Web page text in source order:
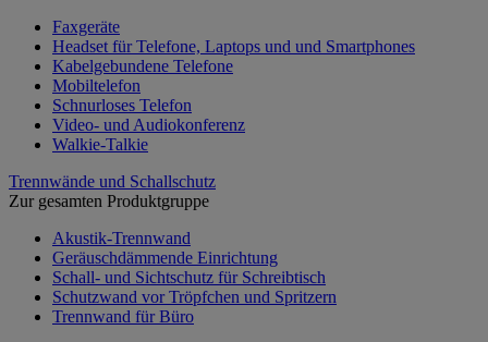
Faxgeräte
Headset für Telefone, Laptops und und Smartphones
Kabelgebundene Telefone
Mobiltelefon
Schnurloses Telefon
Video- und Audiokonferenz
Walkie-Talkie
Trennwände und Schallschutz
Zur gesamten Produktgruppe
Akustik-Trennwand
Geräuschdämmende Einrichtung
Schall- und Sichtschutz für Schreibtisch
Schutzwand vor Tröpfchen und Spritzern
Trennwand für Büro